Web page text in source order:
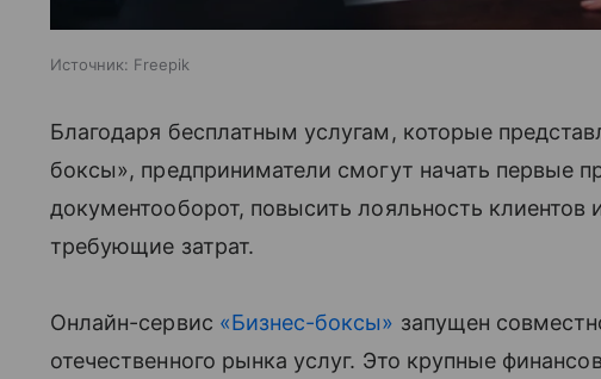
Источник: Freepik
Благодаря бесплатным услугам, которые
боксы», предприниматели смогут начать первые
документооборот, повысить лояльность клиентов
требующие затрат.
Онлайн-сервис «Бизнес-боксы» запущен
отечественного рынка услуг. Это крупные